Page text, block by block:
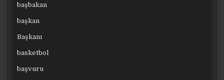
başbakan
başkan
Başkanı
basketbol
başvuru